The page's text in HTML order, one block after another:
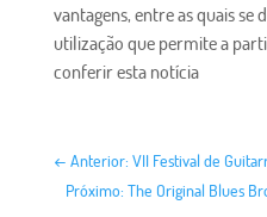
vantagens, entre as quais se
utilização que permite a
conferir esta notícia
← Anterior: VII Festival de
Próximo: The Original Blues